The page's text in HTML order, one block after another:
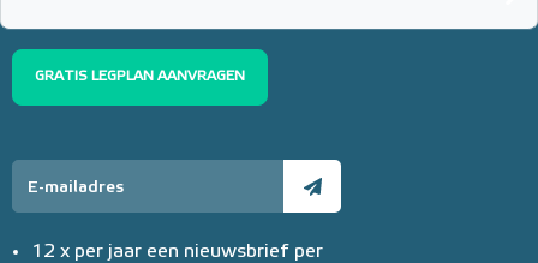
GRATIS LEGPLAN AANVRAGEN
12 x per jaar een nieuwsbrief per